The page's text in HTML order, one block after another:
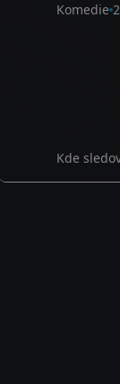
Komedie
Kde